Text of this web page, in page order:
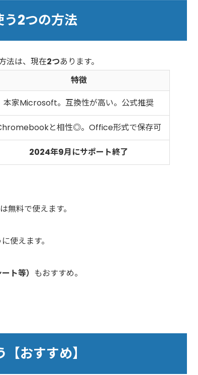
2つの方法
法は、現在2つあります。
特徴
本家Microsoft。互換性が高い。公式推奨
と相性◎。Office形式で保存可
2024年9月にサポート終了
料で使えます。
使えます。
ト等） もおすすめ。
おすすめ】